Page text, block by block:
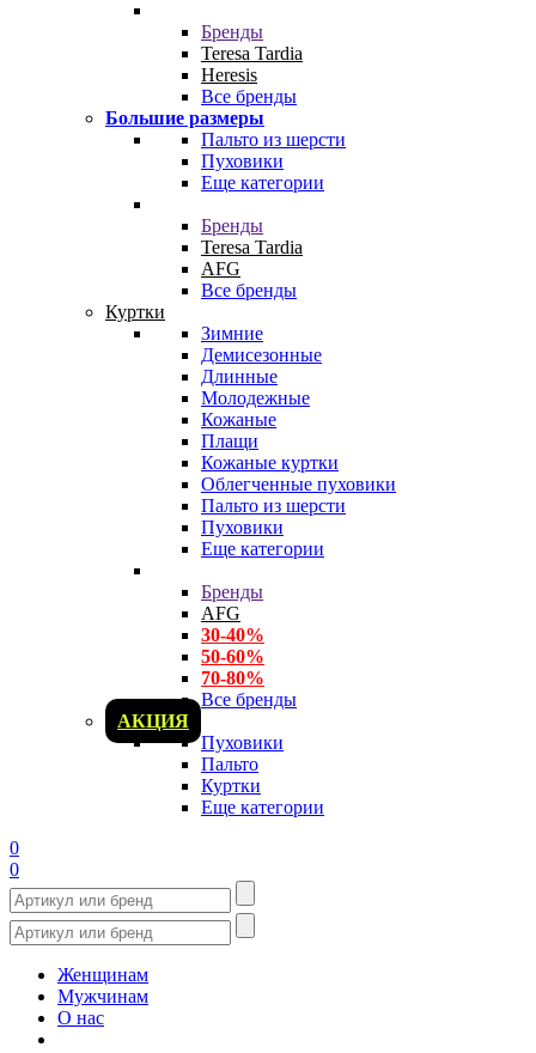
Бренды
Teresa Tardia
Heresis
Все бренды
Большие размеры
Пальто из шерсти
Пуховики
Еще категории
Бренды
Teresa Tardia
AFG
Все бренды
Куртки
Зимние
Демисезонные
Длинные
Молодежные
Кожаные
Плащи
Кожаные куртки
Облегченные пуховики
Пальто из шерсти
Пуховики
Еще категории
Бренды
AFG
30-40%
50-60%
70-80%
Все бренды
АКЦИЯ
Пуховики
Пальто
Куртки
Еще категории
0
0
Женщинам
Мужчинам
О нас